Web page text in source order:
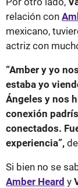
relación con
mexicano,
actriz con
“Amber y yo
estaba yo
Ángeles y nos
conexión
conectados.
experiencia”,
Si bien no se
Amber Heard y